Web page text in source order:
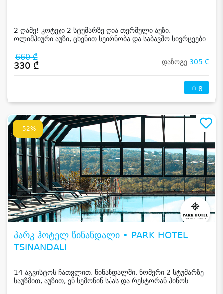
2 ღამე! კოტეჯი 2 სტუმარზე ღია თერმული აუზი,
ოლიმპიური აუზი, ცხენით სეირნობა და საბავშო სივრცეები
660 ₾
330 ₾ დაზოგე 305 ₾
8
-52%
პარკ ჰოტელ წინანდალი • PARK HOTEL
TSINANDALI
14 აგვისტოს ჩათვლით, წინანდალში, ნომერი 2 სტუმარზე
საუზმით, აუზით, ენ სემონინ სპას და რესტორან პინოს